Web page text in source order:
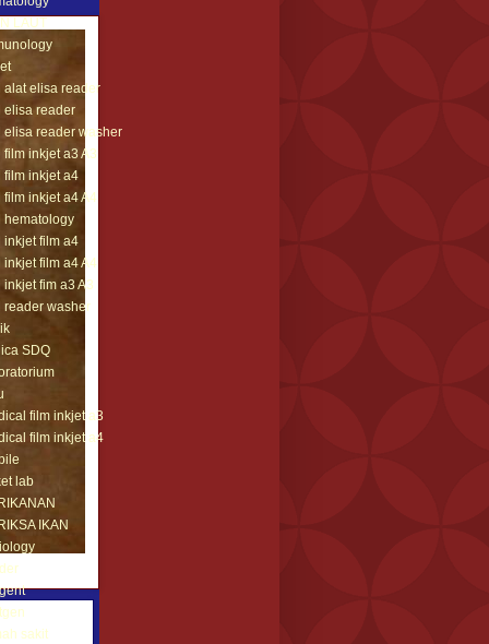
LAUT
alat elisa reader
elisa reader
elisa reader washer
film inkjet a3 A3
film inkjet a4
film inkjet a4 A4
hematology
inkjet film a4
inkjet film a4 A4
inkjet fim a3 A3
reader washer
SDQ
film inkjet a3
film inkjet a4
lab
IKAN
sakit